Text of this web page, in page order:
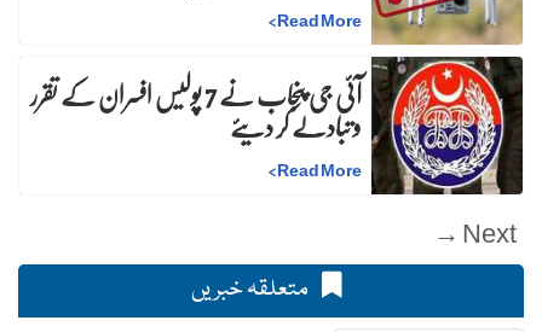
Read More
>
آئی جی پنجاب نے 7 پولیس افسران کے تقرر و تبادلے کر دیئے
Read More
>
Next →
متعلقہ خبریں